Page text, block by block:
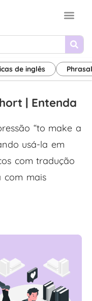
de inglês
| Entenda
“to make a
usá-la em
com tradução
com mais